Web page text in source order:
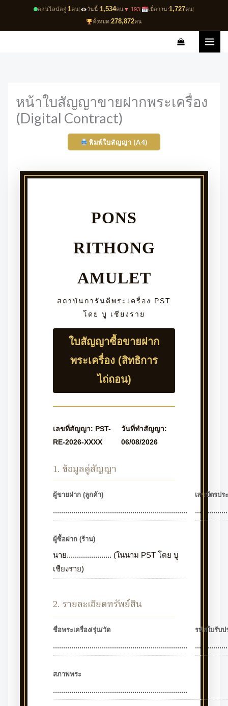
ออนไลน์อยู่:1คน| วันนี้:1,534คน▼ 193| เมื่อวาน:1,727คน|
ทั้งหมด:278,872คน
content
หน้าใบสัญญาขายฝากพระเครื่อง
(Digital Contract)
พิมพ์ใบสัญญา (A4)
PONS
RITHONG
AMULET
สถาบันการันตีพระเครื่อง PST
โดย บู เชียงราย
ใบสัญญาซื้อขายฝาก
พระเครื่อง (สิทธิการ
ไถ่ถอน)
เลขที่สัญญา: PST-
RE-2026-XXXX
วันที่ทำสัญญา:
06/08/2026
1. ข้อมูลคู่สัญญา
ผู้ขายฝาก (ลูกค้า)
..................................................................
เลขบัตรปร
ผู้ซื้อฝาก (ร้าน)
นาย...................... (ในนาม PST โดย บู
เชียงราย)
2. รายละเอียดทรัพย์สิน
ชื่อพระเครื่อง/รุ่น/วัด
..................................................................
รหัสใบรับป
สภาพพระ
..................................................................